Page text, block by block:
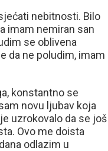
nebitnosti. Bilo
imam nemiran san
se oblivena
da ne poludim, imam
konstantno se
novu ljubav koja
uzrokovalo da se još
Ovo me doista
odlazim u